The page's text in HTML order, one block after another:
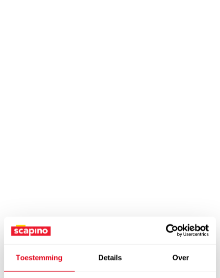
Toestemming Details Over